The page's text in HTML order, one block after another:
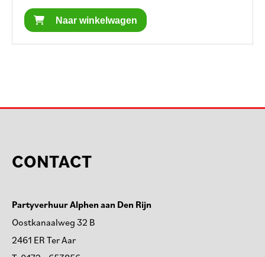
Naar winkelwagen
CONTACT
Partyverhuur Alphen aan Den Rijn
Oostkanaalweg 32 B
2461 ER Ter Aar